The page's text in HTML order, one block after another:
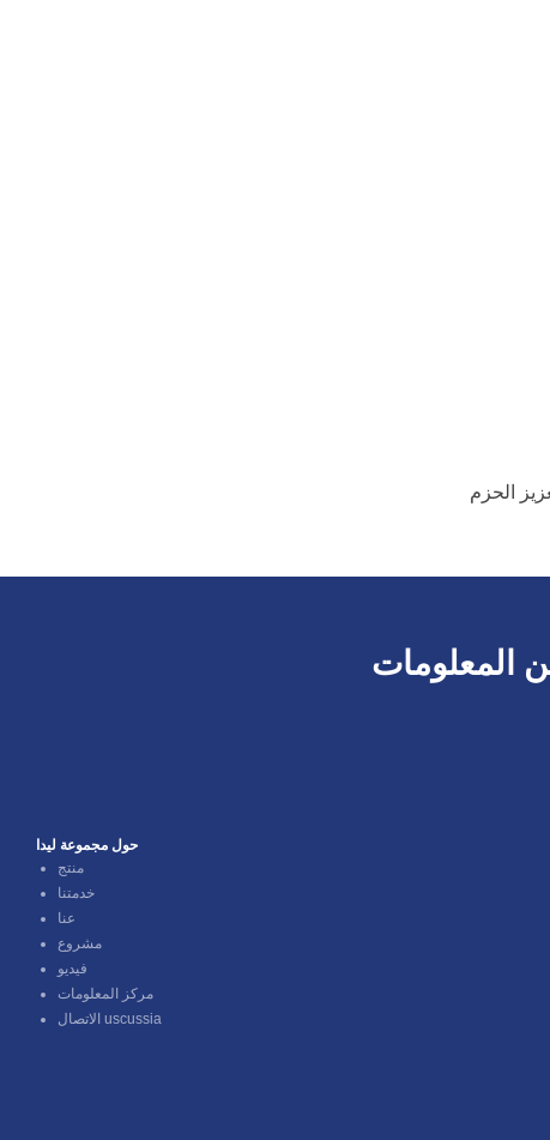
الحزم
المعلومات
حول مجموعة ليدا
منتج
خدمتنا
عنا
فيديو
مركز المعلومات
الاتصال uscussia